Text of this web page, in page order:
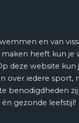
en van
heeft kun je
deze website kun
over iedere sport,
benodigdheden
gezonde leefstijl!